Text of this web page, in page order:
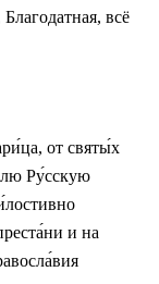
всё
от святы́х
Ру́сскую
и на